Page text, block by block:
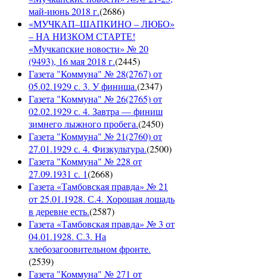
май-июнь 2018 г.(2686)
«МУЧКАП–ШАПКИНО – ЛЮБО»
– НА НИЗКОМ СТАРТЕ!
«Мучкапские новости» № 20
(9493), 16 мая 2018 г.(2445)
Газета "Коммуна" № 28(2767) от
05.02.1929 с. 3. У финиша.(2347)
Газета "Коммуна" № 26(2765) от
02.02.1929 с. 4. Завтра — финиш
зимнего лыжного пробега.(2450)
Газета "Коммуна" № 21(2760) от
27.01.1929 с. 4. Физкультура.(2500)
Газета "Коммуна" № 228 от
27.09.1931 с. 1(2668)
Газета «Тамбовская правда» № 21
от 25.01.1928. С.4. Хорошая лошадь
в деревне есть.(2587)
Газета «Тамбовская правда» № 3 от
04.01.1928. С.3. На
хлебозагоовительном фронте.
(2539)
Газета "Коммуна" № 271 от